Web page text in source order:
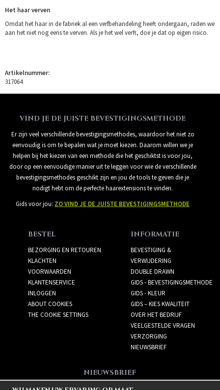
Het haar verven
Omdat het haar in de fabriek al een verfbehandeling heeft ondergaan, raden we
aan het niet nog eens te verven. Als je het wel verft, doe je dat op eigen risico.
Artikelnummer:
317064
VIND JE DE JUISTE BEVESTIGINGSMETHODE
Er zijn veel verschillende bevestigingsmethodes, waardoor het niet zo
eenvoudig is om te bepalen wat je moet kiezen. Daarom willen we je
helpen bij het kiezen van een methode die het geschiktst is voor jou,
door op een eenvoudige manier uit te leggen voor wie de verschillende
bevestigingsmethodes geschikt zijn en jou de tools te geven die je
nodigt hebt om de perfecte haarextensions te vinden.
Gids voor jou: ZO VIND JE DE JUISTE BEVESTIGINGSMETHODE
BESTEL
BEZORGING EN RETOUREN
KLACHTEN
VOORWAARDEN
KLANTENSERVICE
INLOGGEN
ABOUT COOKIES
THE COOKIE SETTINGS
INFORMATIE
BEVESTIGING &
VERWIJDERING
DOUBLE DRAWN
GIDS - BEVESTIGINGSMETHODE
GIDS - KLEUR
GIDS – KIES KWALITEIT
OVER HET BEDRIJF
VEELGESTELDE VRAGEN
VERZORGING
NIEUWSBRIEF
NIEUWSBRIEF